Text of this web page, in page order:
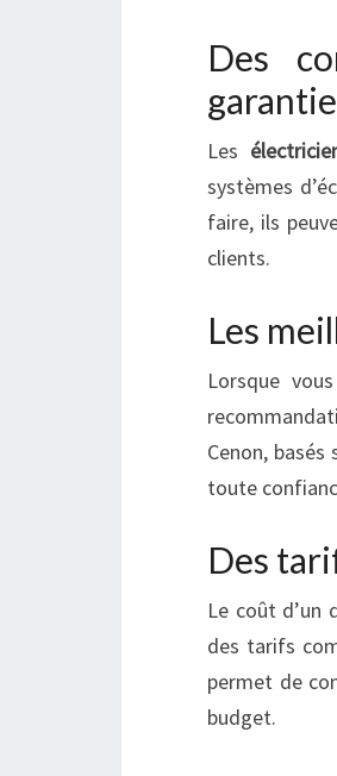
Des
garantie
Les
systèmes
faire, ils
clients.
Les
Lorsque
Cenon,
toute
Des
Le coût d’un
des tarifs
permet de
budget.